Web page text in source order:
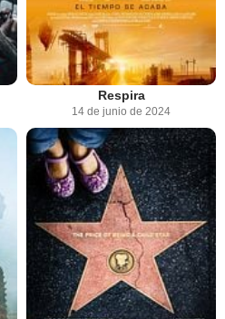
Respira
14 de junio de 2024